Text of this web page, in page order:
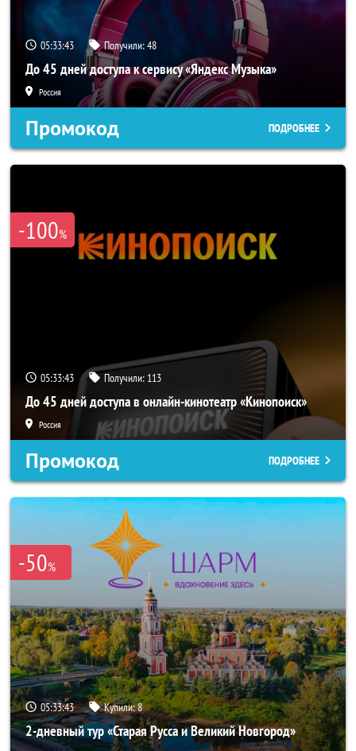
05:33:41 Получили:48
До 45 дней доступа к сервису «Яндекс Музыка»
Россия
Промокод ПОДРОБНЕЕ
-100%
05:33:41 Получили: 113
До 45 дней доступа в онлайн-кинотеатр «Кинопоиск»
Россия
Промокод ПОДРОБНЕЕ
-50%
05:33:41 Купили:8
2-дневный тур «Старая Русса и Великий Новгород»